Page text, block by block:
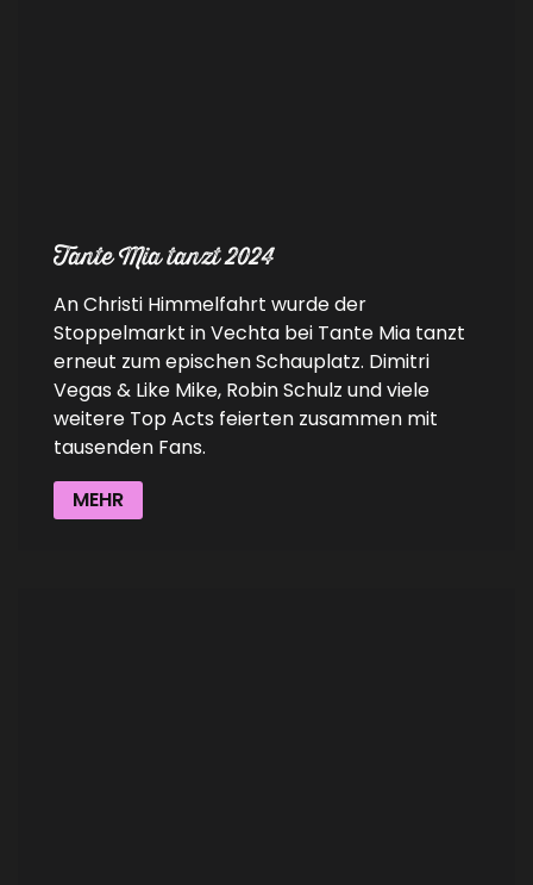
Tante Mia tanzt 2024
An Christi Himmelfahrt wurde der
Stoppelmarkt in Vechta bei Tante Mia tanzt
erneut zum epischen Schauplatz. Dimitri
Vegas & Like Mike, Robin Schulz und viele
weitere Top Acts feierten zusammen mit
tausenden Fans.
MEHR